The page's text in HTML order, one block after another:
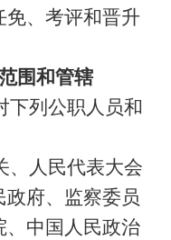
免、考评和晋升
围和管辖
列公职人员和
、人民代表大会
府、监察委员
、中国人民政治